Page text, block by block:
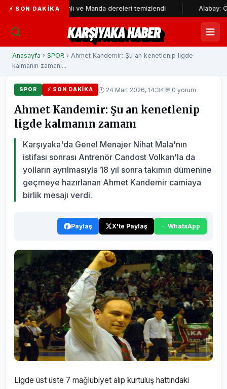
⚡ SON DAKIKA
Bostanlı ve Manda dereleri temizlendi Alabay: Örgütte
KARŞIYAKA HABER
Anasayfa › SPOR › Ahmet Kandemir: Şu an kenetlenip ligde
kalmanın zamanı...
SPOR ⚡ SON DAKIKA 🕐 24 Mart 2026, 14:34💬 0 yorum
Ahmet Kandemir: Şu an kenetlenip
ligde kalmanın zamanı
Karşıyaka'da Genel Menajer Nihat Mala'nın
istifası sonrası Antrenör Candost Volkan'la da
yolların ayrılmasıyla 18 yıl sonra takımın dümenine
geçmeye hazırlanan Ahmet Kandemir camiaya
birlik mesajı verdi.
Paylaş X'te Paylaş WhatsApp
Ligde üst üste 7 mağlubiyet alıp kurtuluş hattındaki